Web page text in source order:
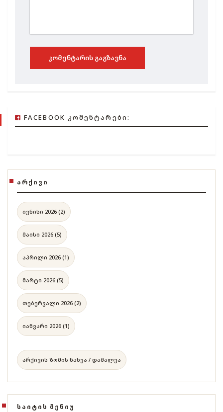
ᲙᲝᲛᲔᲜᲢᲐᲠᲘᲡ ᲒᲐᲒᲖᲐᲕᲜᲐ
FACEBOOK ᲙᲝᲛᲔᲜᲢᲐᲠᲔᲑᲘ:
ᲐᲠᲥᲘᲕᲘ
ივნისი 2026 (2)
მაისი 2026 (5)
აპრილი 2026 (1)
მარტი 2026 (5)
თებერვალი 2026 (2)
იანვარი 2026 (1)
არქივის ზომის ნახვა / დამალვა
ᲡᲐᲘᲢᲘᲡ ᲛᲔᲜᲘᲣ